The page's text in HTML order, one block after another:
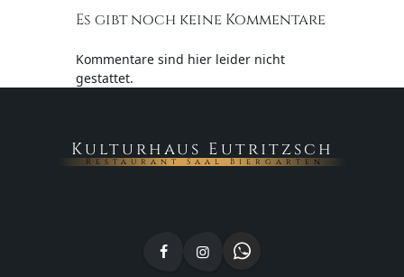
Es gibt noch keine Kommentare
Kommentare sind hier leider nicht
gestattet.
Kulturhaus Eutritzsch
Restaurant Saal Biergarten